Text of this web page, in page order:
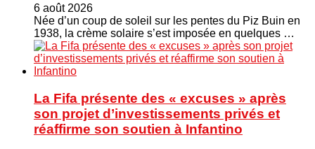
6 août 2026
Née d’un coup de soleil sur les pentes du Piz Buin en
1938, la crème solaire s’est imposée en quelques …
La Fifa présente des « excuses » après
son projet d’investissements privés et
réaffirme son soutien à Infantino